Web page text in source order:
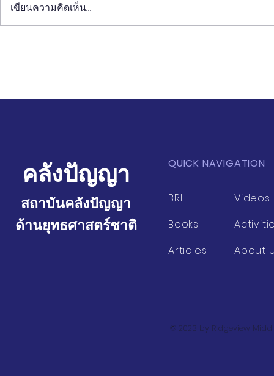
เวทียุทธศาสตร์ ครั้งที่ 16 มหา
2020
เวทียุทธศาส
สหรัฐอเมริก
เขียนความคิดเห็น…
คลังปัญญา
สถาบันคลังปัญญา
ด้านยุทธศาสตร์ชาติ
QUICK NAVIGATION
BRI
Books
Articles
Videos
About
© 2023 by Ridgeview